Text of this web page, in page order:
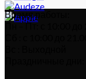
Время работы:
Пн – Пт: с 10:00 до